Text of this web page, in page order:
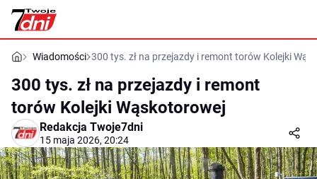
Wiadomości 300 tys. zł na przejazdy i remont torów Kolejki
300 tys. zł na przejazdy i remont
torów Kolejki Wąskotorowej
Redakcja Twoje7dni
15 maja 2026, 20:24